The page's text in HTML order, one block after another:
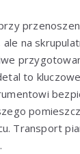
na
to
Transport